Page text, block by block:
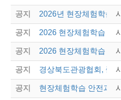
공지 2026년 현장체험학습
공지 2026 현장체험학습 안
공지 2026 현장체험학습 안
공지 경상북도관광협회, 중
공지 현장체험학습 안전과정